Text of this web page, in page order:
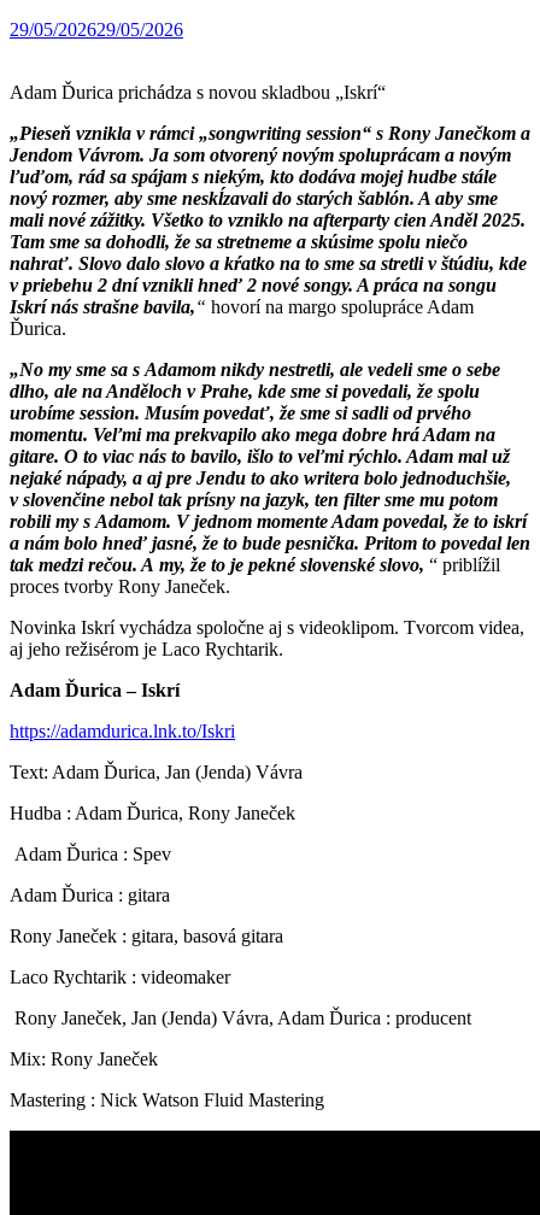
29/05/202629/05/2026
Adam Ďurica prichádza s novou skladbou „Iskrí“
„Pieseň vznikla v rámci „songwriting session“ s Rony Janečkom a
Jendom Vávrom. Ja som otvorený novým spoluprácam a novým
ľuďom, rád sa spájam s niekým, kto dodáva mojej hudbe stále
nový rozmer, aby sme neskĺzavali do starých šablón. A aby sme
mali nové zážitky. Všetko to vzniklo na afterparty cien Anděl 2025.
Tam sme sa dohodli, že sa stretneme a skúsime spolu niečo
nahrať. Slovo dalo slovo a kŕatko na to sme sa stretli v štúdiu, kde
v priebehu 2 dní vznikli hneď 2 nové songy. A práca na songu
Iskrí nás strašne bavila,“ hovorí na margo spolupráce Adam
Ďurica.
„No my sme sa s Adamom nikdy nestretli, ale vedeli sme o sebe
dlho, ale na Anděloch v Prahe, kde sme si povedali, že spolu
urobíme session. Musím povedať, že sme si sadli od prvého
momentu. Veľmi ma prekvapilo ako mega dobre hrá Adam na
gitare. O to viac nás to bavilo, išlo to veľmi rýchlo. Adam mal už
nejaké nápady, a aj pre Jendu to ako writera bolo jednoduchšie,
v slovenčine nebol tak prísny na jazyk, ten filter sme mu potom
robili my s Adamom. V jednom momente Adam povedal, že to iskrí
a nám bolo hneď jasné, že to bude pesnička. Pritom to povedal len
tak medzi rečou. A my, že to je pekné slovenské slovo, “ priblížil
proces tvorby Rony Janeček.
Novinka Iskrí vychádza spoločne aj s videoklipom. Tvorcom videa,
aj jeho režisérom je Laco Rychtarik.
Adam Ďurica – Iskrí
https://adamdurica.lnk.to/Iskri
Text: Adam Ďurica, Jan (Jenda) Vávra
Hudba : Adam Ďurica, Rony Janeček
Adam Ďurica : Spev
Adam Ďurica : gitara
Rony Janeček : gitara, basová gitara
Laco Rychtarik : videomaker
Rony Janeček, Jan (Jenda) Vávra, Adam Ďurica : producent
Mix: Rony Janeček
Mastering : Nick Watson Fluid Mastering